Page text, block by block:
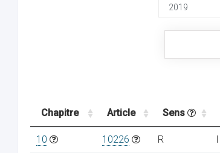
Chapitre Article Sens
10 10226 R I